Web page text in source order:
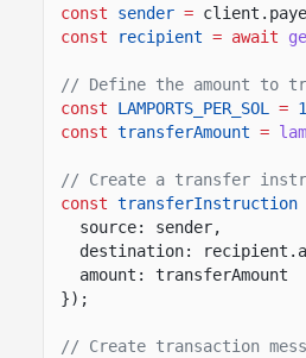
const sender =
const
recipient = await
// Define the amount to
const
LAMPORTS_PER_SOL =
const transferAmount =
// Create a transfer
const transferInstruction
source: sender,
destination:
amount: transferAmount
});
// Create transaction